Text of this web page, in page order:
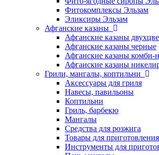
Фитокомплексы Эльзам
Эликсиры Эльзам
Афганские казаны
Афганские казаны
Афганские казаны черные
Афганские казаны комби-
Афганские казаны
Грили, мангалы, коптильни
Аксессуары для гриля
Навесы, павильоны
Коптильни
Гриль, барбекю
Мангалы
Средства для розжига
Товары для
Инструменты для